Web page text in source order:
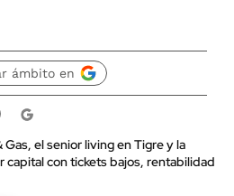
ámbito en
el senior living en Tigre y la
capital con tickets bajos, rentabilidad